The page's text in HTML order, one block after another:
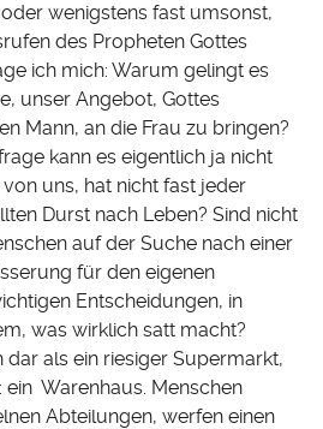
wenigstens fast umsonst,
des Propheten Gottes
ich mich: Warum gelingt es
unser Angebot, Gottes
Mann, an die Frau zu bringen?
kann es eigentlich ja nicht
uns, hat nicht fast jeder
Durst nach Leben? Sind nicht
auf der Suche nach einer
für den eigenen
Entscheidungen, in
was wirklich satt macht?
dar als ein riesiger Supermarkt,
ein Warenhaus. Menschen
Abteilungen, werfen einen